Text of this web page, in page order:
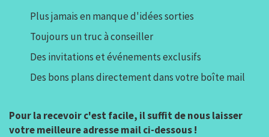
Plus jamais en manque d'idées sorties
Toujours un truc à conseiller
Des invitations et événements exclusifs
Des bons plans directement dans votre boîte mail
Pour la recevoir c'est facile, il suffit de nous laisser
votre meilleure adresse mail ci-dessous !